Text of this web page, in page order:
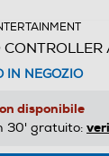
IN NEGOZIO
disponibile
30' gratuito: